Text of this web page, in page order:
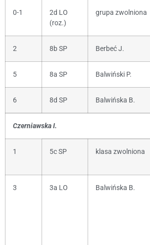
0-1
2d LO
(roz.)
grupa zwolniona
2 8b SP Berbeć J.
5 8a SP Balwiński P.
6 8d SP Balwińska B.
Czerniawska I.
1 5c SP klasa zwolniona
3 3a LO Balwińska B.